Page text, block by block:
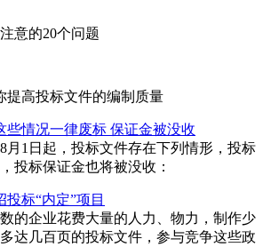
意的20个问题
提高投标文件的编制质量
些情况一律废标 保证金被没收
8月1日起，投标文件存在下列情形，投标
投标保证金也将被没收：
标“内定”项目
的企业花费大量的人力、物力，制作少
达几百页的投标文件，参与竞争这些政